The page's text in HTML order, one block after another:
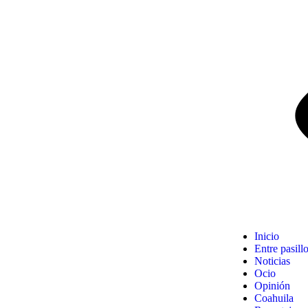
Inicio
Entre
Noticias
Ocio
Opinión
Coahuila